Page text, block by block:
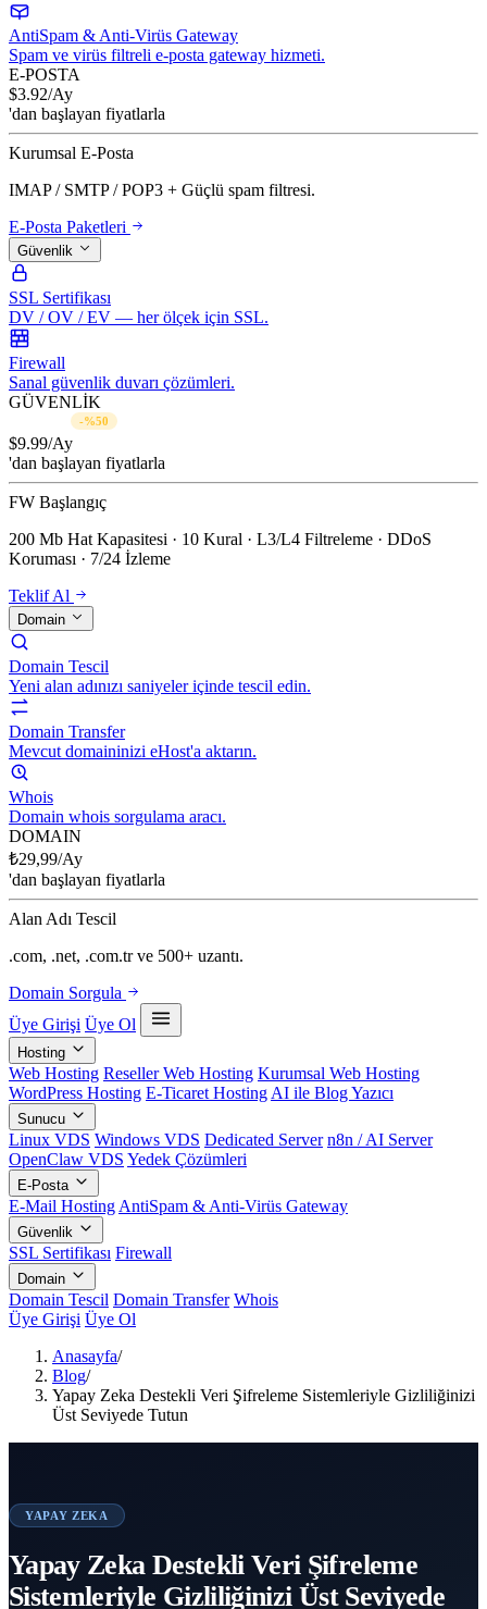
AntiSpam & Anti-Virüs Gateway
Spam ve virüs filtreli e-posta gateway hizmeti.
E-POSTA
$3.92/Ay
'dan başlayan fiyatlarla
Kurumsal E-Posta
IMAP / SMTP / POP3 + Güçlü spam filtresi.
E-Posta Paketleri
Güvenlik
SSL Sertifikası
DV / OV / EV — her ölçek için SSL.
Firewall
Sanal güvenlik duvarı çözümleri.
GÜVENLİK
-%50
$9.99/Ay
'dan başlayan fiyatlarla
FW Başlangıç
200 Mb Hat Kapasitesi · 10 Kural · L3/L4 Filtreleme · DDoS
Koruması · 7/24 İzleme
Teklif Al
Domain
Domain Tescil
Yeni alan adınızı saniyeler içinde tescil edin.
Domain Transfer
Mevcut domaininizi eHost'a aktarın.
Whois
Domain whois sorgulama aracı.
DOMAIN
₺29,99/Ay
'dan başlayan fiyatlarla
Alan Adı Tescil
.com, .net, .com.tr ve 500+ uzantı.
Domain Sorgula
Üye Girişi Üye Ol
Hosting
Web Hosting Reseller Web Hosting Kurumsal Web Hosting
WordPress Hosting E-Ticaret Hosting AI ile Blog Yazıcı
Sunucu
Linux VDS Windows VDS Dedicated Server n8n / AI Server
OpenClaw VDS Yedek Çözümleri
E-Posta
E-Mail Hosting AntiSpam & Anti-Virüs Gateway
Güvenlik
SSL Sertifikası Firewall
Domain
Domain Tescil Domain Transfer Whois
Üye Girişi Üye Ol
Anasayfa/
Blog/
Yapay Zeka Destekli Veri Şifreleme Sistemleriyle Gizliliğinizi
Üst Seviyede Tutun
YAPAY ZEKA
Yapay Zeka Destekli Veri Şifreleme
Sistemleriyle Gizliliğinizi Üst Seviyede